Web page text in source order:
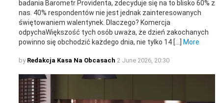
badania Barometr Providenta, zdecyduje się na to blisko 60% z
nas. 40% respondentów nie jest jednak zainteresowanych
świętowaniem walentynek. Dlaczego? Komercja
odpychaWiększość tych osób uważa, że dzień zakochanych
powinno się obchodzić każdego dnia, nie tylko 14 […]
More
by Redakcja Kasa Na Obcasach 2 June 2026, 20:30